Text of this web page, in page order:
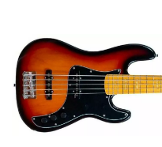
Synths & samplers
Studio